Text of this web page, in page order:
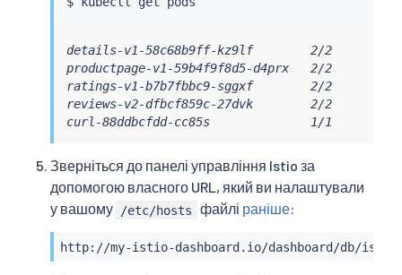
details-v1-58c68b9ff-kz9lf        2/2
productpage-v1-59b4f9f8d5-d4prx   2/2
ratings-v1-b7b7fbbc9-sggxf        2/2
reviews-v2-dfbcf859c-27dvk        2/2
curl-88ddbcfdd-cc85s              1/1
Зверніться до панелі управління Istio за
допомогою власного URL, який ви налаштували
у вашому
/etc/hosts файлі раніше:
http://my-istio-dashboard.io/dashboard/db/istio-